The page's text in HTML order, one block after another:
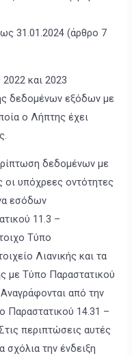
31.01.2024 (άρθρο 7
2022 και 2023
δεδομένων εξόδων με
ο Λήπτης έχει
δεδομένων με
οι υπόχρεες οντότητες
εσόδων
11.3 –
Τύπο
Λιανικής και τα
με Τύπο Παραστατικού
από την
Παραστατικού 14.31 –
περιπτώσεις αυτές
σχόλια την ένδειξη